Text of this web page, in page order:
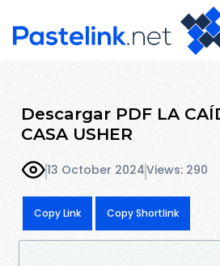
Descargar PDF LA
CASA USHER
13 October 2024Views: 290
Copy Link Copy Shortlink